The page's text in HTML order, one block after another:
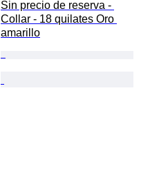
Sin precio de reserva -
Collar - 18 quilates Oro
amarillo